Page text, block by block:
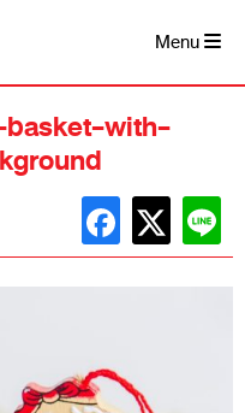
Menu
with-